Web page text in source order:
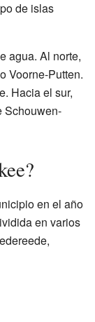
de islas
agua. Al norte,
Voorne-Putten.
Hacia el sur,
Schouwen-
en el año
en varios